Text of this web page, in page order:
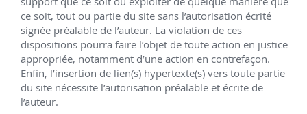
potentialités :
- une grande curiosité,
- une créativité débordante,
- la capacité à innover en croisant des domaines
éclectiques inhabituellement mixés,
- l’interdisciplinarité, une qualité connexe qui nous
permet de connecter des expertises variées pour
ce soit, tout ou partie du site sans l’autorisation écrité
signée préalable de l’auteur. La violation de ces
dispositions pourra faire l’objet de toute action en justice
appropriée, notamment d’une action en contrefaçon.
Enfin, l’insertion de lien(s) hypertexte(s) vers toute partie
du site nécessite l’autorisation préalable et écrite de
l’auteur.